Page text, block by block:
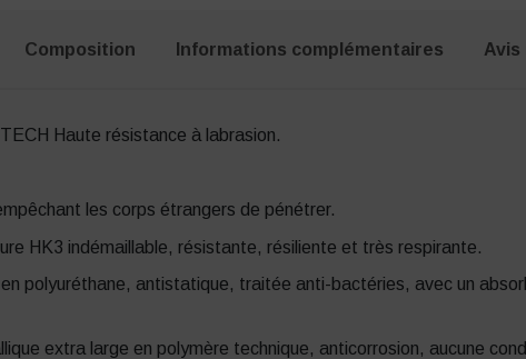
Composition Informations complémentaires Avis
Haute résistance à labrasion.
les corps étrangers de pénétrer.
HK3 indémaillable, résistante, résiliente et très respirante.
polyuréthane, antistatique, traitée anti-bactéries, avec un
extra large en polymère technique, anticorrosion, aucune